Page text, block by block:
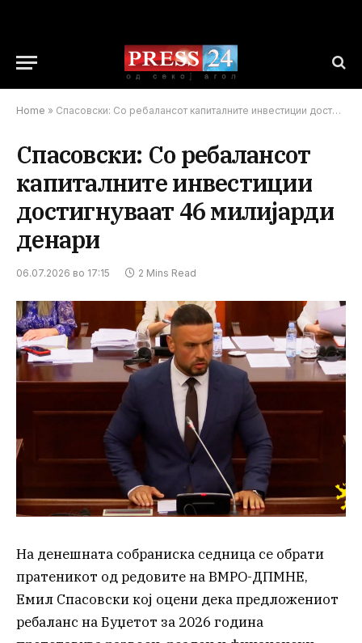
Home » Спасовски: Со ребалансот капиталните инвестиции достигнуваат 46 милијарди денари
Спасовски: Со ребалансот
капиталните инвестиции
достигнуваат 46 милијарди
денари
06.07.2026 во 17:15 2 Mins Read
На денешната собраниска седница се обрати
пратеникот од редовите на ВМРО-ДПМНЕ,
Емил Спасовски кој оцени дека предложениот
ребаланс на Буџетот за 2026 година